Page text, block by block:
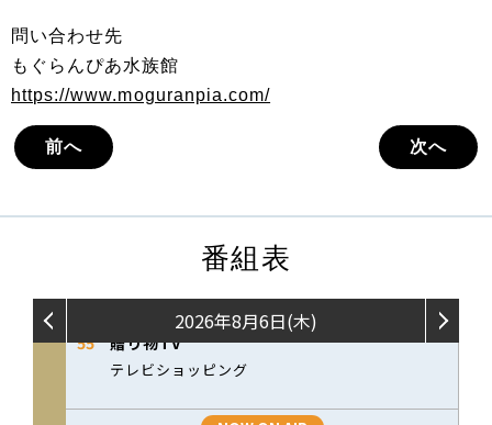
問い合わせ先
もぐらんぴあ水族館
https://www.moguranpia.com/
前へ 次へ
番組表